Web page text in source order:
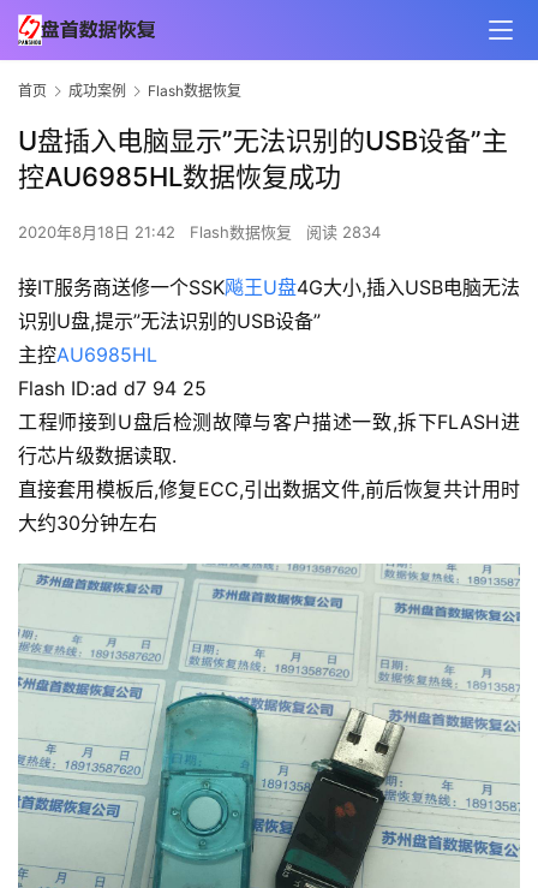
首页 成功案例 Flash数据恢复
U盘插入电脑显示”无法识别的USB设备”主
控AU6985HL数据恢复成功
2020年8月18日 21:42 Flash数据恢复 阅读 2834
接IT服务商送修一个SSK飚王U盘4G大小,插入USB电脑无法
识别U盘,提示”无法识别的USB设备”
主控AU6985HL
Flash ID:ad d7 94 25
工程师接到U盘后检测故障与客户描述一致,拆下FLASH进
行芯片级数据读取.
直接套用模板后,修复ECC,引出数据文件,前后恢复共计用时
大约30分钟左右